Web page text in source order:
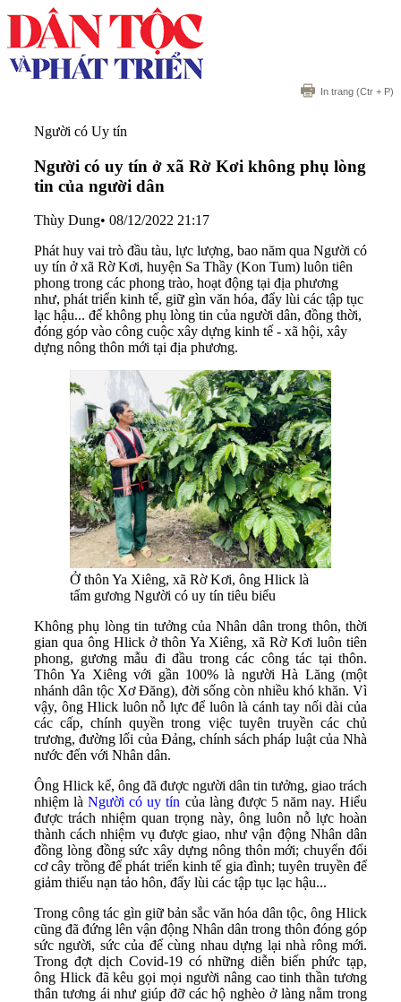
In trang (Ctr + P)
Người có Uy tín
Người có uy tín ở xã Rờ Kơi không phụ lòng
tin của người dân
Thùy Dung• 08/12/2022 21:17
Phát huy vai trò đầu tàu, lực lượng, bao năm qua Người có
uy tín ở xã Rờ Kơi, huyện Sa Thầy (Kon Tum) luôn tiên
phong trong các phong trào, hoạt động tại địa phương
như, phát triển kinh tế, giữ gìn văn hóa, đẩy lùi các tập tục
lạc hậu... để không phụ lòng tin của người dân, đồng thời,
đóng góp vào công cuộc xây dựng kinh tế - xã hội, xây
dựng nông thôn mới tại địa phương.
Ở thôn Ya Xiêng, xã Rờ Kơi, ông Hlick là
tấm gương Người có uy tín tiêu biểu
Không phụ lòng tin tưởng của Nhân dân trong thôn, thời
gian qua ông Hlick ở thôn Ya Xiêng, xã Rờ Kơi luôn tiên
phong, gương mẫu đi đầu trong các công tác tại thôn.
Thôn Ya Xiêng với gần 100% là người Hà Lăng (một
nhánh dân tộc Xơ Đăng), đời sống còn nhiều khó khăn. Vì
vậy, ông Hlick luôn nỗ lực để luôn là cánh tay nối dài của
các cấp, chính quyền trong việc tuyên truyền các chủ
trương, đường lối của Đảng, chính sách pháp luật của Nhà
nước đến với Nhân dân.
Ông Hlick kể, ông đã được người dân tin tưởng, giao trách
nhiệm làNgười có uy tín của làng được 5 năm nay. Hiểu
được trách nhiệm quan trọng này, ông luôn nỗ lực hoàn
thành cách nhiệm vụ được giao, như vận động Nhân dân
đồng lòng đồng sức xây dựng nông thôn mới; chuyển đổi
cơ cây trồng để phát triển kinh tế gia đình; tuyên truyền để
giảm thiểu nạn tảo hôn, đẩy lùi các tập tục lạc hậu...
Trong công tác gìn giữ bản sắc văn hóa dân tộc, ông Hlick
cũng đã đứng lên vận động Nhân dân trong thôn đóng góp
sức người, sức của để cùng nhau dựng lại nhà rông mới.
Trong đợt dịch Covid-19 có những diễn biến phức tạp,
ông Hlick đã kêu gọi mọi người nâng cao tinh thần tương
thân tương ái như giúp đỡ các hộ nghèo ở làng nằm trong